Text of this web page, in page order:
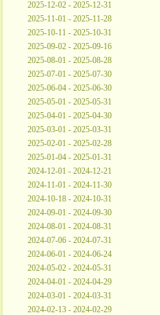
2025-12-02 - 2025-12-31
2025-11-01 - 2025-11-28
2025-10-11 - 2025-10-31
2025-09-02 - 2025-09-16
2025-08-01 - 2025-08-28
2025-07-01 - 2025-07-30
2025-06-04 - 2025-06-30
2025-05-01 - 2025-05-31
2025-04-01 - 2025-04-30
2025-03-01 - 2025-03-31
2025-02-01 - 2025-02-28
2025-01-04 - 2025-01-31
2024-12-01 - 2024-12-21
2024-11-01 - 2024-11-30
2024-10-18 - 2024-10-31
2024-09-01 - 2024-09-30
2024-08-01 - 2024-08-31
2024-07-06 - 2024-07-31
2024-06-01 - 2024-06-24
2024-05-02 - 2024-05-31
2024-04-01 - 2024-04-29
2024-03-01 - 2024-03-31
2024-02-13 - 2024-02-29